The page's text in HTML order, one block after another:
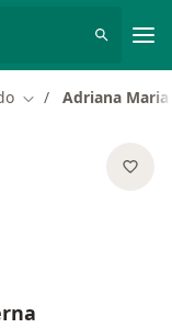
Cambiar de ciudad
Adriana Maria